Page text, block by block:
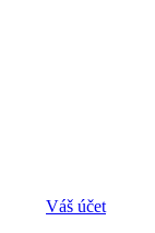
Váš účet